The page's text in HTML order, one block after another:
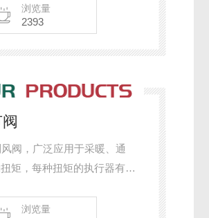
浏览量
2393
阀，广泛应用于采暖、通
矩，每种扭矩的执行器有两
浏览量